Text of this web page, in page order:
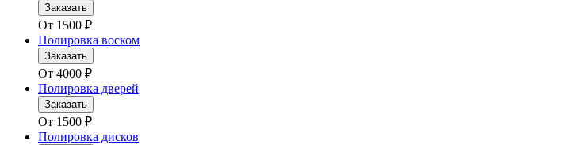
Заказать
От 1500 ₽
Полировка воском
Заказать
От 4000 ₽
Полировка дверей
Заказать
От 1500 ₽
Полировка дисков